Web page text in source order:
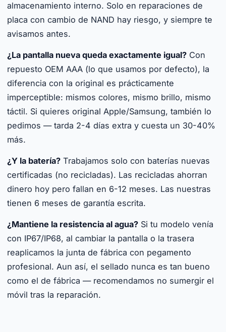
almacenamiento interno. Solo en reparaciones de
placa con cambio de NAND hay riesgo, y siempre te
avisamos antes.
¿La pantalla nueva queda exactamente igual? Con
repuesto OEM AAA (lo que usamos por defecto), la
diferencia con la original es prácticamente
imperceptible: mismos colores, mismo brillo, mismo
táctil. Si quieres original Apple/Samsung, también lo
pedimos — tarda 2-4 días extra y cuesta un 30-40%
más.
¿Y la batería? Trabajamos solo con baterías nuevas
certificadas (no recicladas). Las recicladas ahorran
dinero hoy pero fallan en 6-12 meses. Las nuestras
tienen 6 meses de garantía escrita.
¿Mantiene la resistencia al agua? Si tu modelo venía
con IP67/IP68, al cambiar la pantalla o la trasera
reaplicamos la junta de fábrica con pegamento
profesional. Aun así, el sellado nunca es tan bueno
como el de fábrica — recomendamos no sumergir el
móvil tras la reparación.